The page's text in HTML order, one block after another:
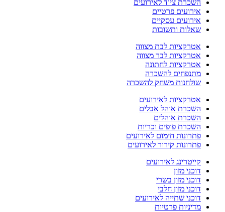
השכרת ציוד לאירועים
אירועים פרטיים
אירועים עסקיים
שאלות ותשובות
אטרקציות לבת מצווה
אטרקציות לבר מצווה
אטרקציות לחתונה
מתנפחים להשכרה
שולחנות משחק להשכרה
אטרקציות לאירועים
השכרת אוהל אבלים
השכרת אוהלים
השכרת פופים וכריות
פתרונות חימום לאירועים
פתרונות קירור לאירועים
קייטרינג לאירועים
דוכני מזון
דוכני מזון בשרי
דוכני מזון חלבי
דוכני שתייה לאירועים
מדיניות פרטיות